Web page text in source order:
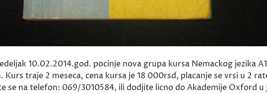
10.02.2014.god. pocinje nova grupa kursa Nemackog jezika
Kurs traje 2 meseca, cena kursa je 18 000rsd, placanje se vrsi u 2
se na telefon: 069/3010584, ili dodjite licno do Akademije Oxford u